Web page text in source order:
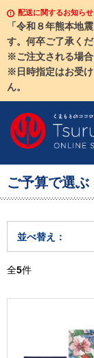
配送に関するお知らせ
「令和８年熊本地
す。何卒ご了承くだ
※ご注文される場合
※日時指定はお受
ん。
ご予算で選ぶ
並べ替え：
全5件